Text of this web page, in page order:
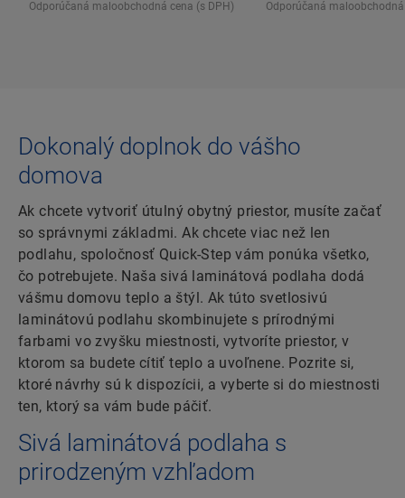
Odporúčaná maloobchodná cena (s DPH) Odporúčaná
Dokonalý doplnok do vášho
domova
Ak chcete vytvoriť útulný obytný priestor, musíte začať
so správnymi základmi. Ak chcete viac než len
podlahu, spoločnosť Quick-Step vám ponúka všetko,
čo potrebujete. Naša sivá laminátová podlaha dodá
vášmu domovu teplo a štýl. Ak túto svetlosivú
laminátovú podlahu skombinujete s prírodnými
farbami vo zvyšku miestnosti, vytvoríte priestor, v
ktorom sa budete cítiť teplo a uvoľnene. Pozrite si,
ktoré návrhy sú k dispozícii, a vyberte si do miestnosti
ten, ktorý sa vám bude páčiť.
Sivá laminátová podlaha s
prirodzeným vzhľadom